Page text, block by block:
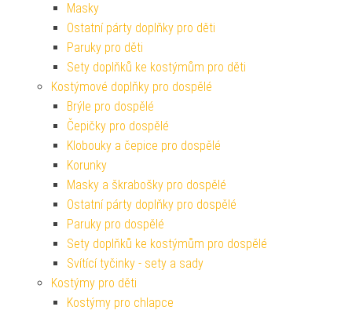
Masky
Ostatní párty doplňky pro děti
Paruky pro děti
Sety doplňků ke kostýmům pro děti
Kostýmové doplňky pro dospělé
Brýle pro dospělé
Čepičky pro dospělé
Klobouky a čepice pro dospělé
Korunky
Masky a škrabošky pro dospělé
Ostatní párty doplňky pro dospělé
Paruky pro dospělé
Sety doplňků ke kostýmům pro dospělé
Svítící tyčinky - sety a sady
Kostýmy pro děti
Kostýmy pro chlapce